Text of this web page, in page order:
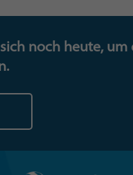
noch heute, um